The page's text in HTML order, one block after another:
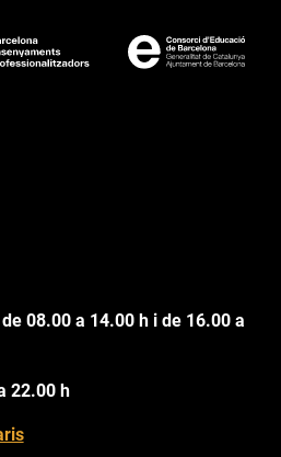
de 08.00 a 14.00 h i de 16.00 a
22.00 h